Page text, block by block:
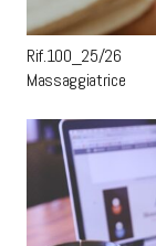
Rif.100_25/26
Massaggiatrice